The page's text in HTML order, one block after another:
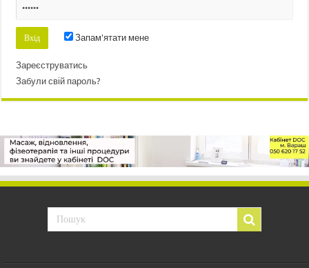
Запам'ятати мене
Зареєструватись
Забули свій пароль?